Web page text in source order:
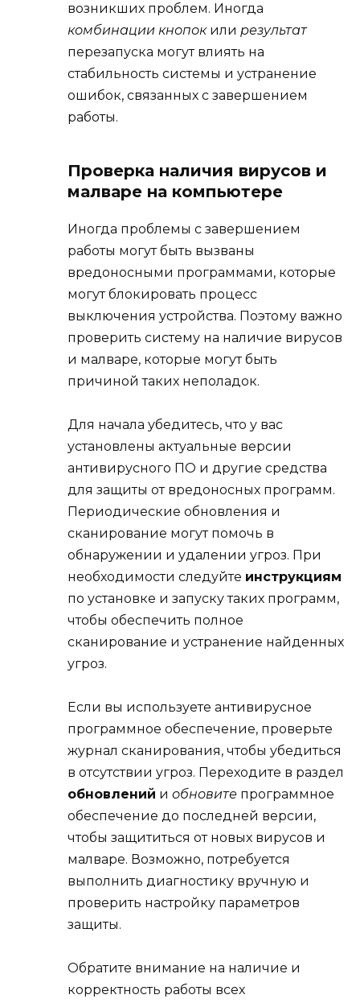
возникших проблем. Иногда
комбинации кнопокили результат
перезапуска могут влиять на
стабильность системы и устранение
ошибок, связанных с завершением
работы.
Проверка наличия вирусов и
малваре на компьютере
Иногда проблемы с завершением
работы могут быть вызваны
вредоносными программами, которые
могут блокировать процесс
выключения устройства. Поэтому важно
проверить систему на наличие вирусов
и малваре, которые могут быть
причиной таких неполадок.
Для начала убедитесь, что у вас
установлены актуальные версии
антивирусного ПО и другие средства
для защиты от вредоносных программ.
Периодические обновления и
сканирование могут помочь в
обнаружении и удалении угроз. При
необходимости следуйте инструкциям
по установке и запуску таких программ,
чтобы обеспечить полное
сканирование и устранение найденных
угроз.
Если вы используете антивирусное
программное обеспечение, проверьте
журнал сканирования, чтобы убедиться
в отсутствии угроз. Переходите в раздел
обновлений и обновите программное
обеспечение до последней версии,
чтобы защититься от новых вирусов и
малваре. Возможно, потребуется
выполнить диагностику вручную и
проверить настройку параметров
защиты.
Обратите внимание на наличие и
корректность работы всех